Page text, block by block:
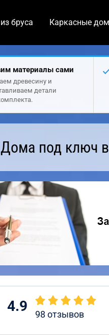
бруса Каркасные
материалы сами
древесину и
детали
Дома под ключ
4.9 98 отзывов